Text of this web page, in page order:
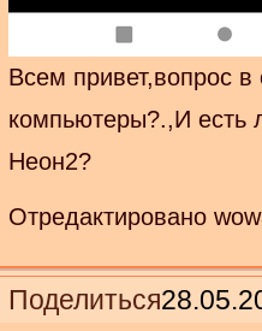
Всем привет,вопрос
компьютеры?.,И есть
Неон2?
Отредактировано
Поделиться